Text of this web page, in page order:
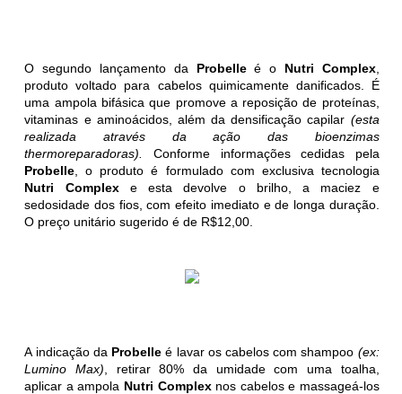
O segundo lançamento da Probelleé o Nutri Complex,
produto voltado para cabelos quimicamente danificados. É
uma ampola bifásica que promove a reposição de proteínas,
vitaminas e aminoácidos, além da densificação capilar (esta
realizada através da ação das bioenzimas
thermoreparadoras).
Conforme informações cedidas pela
Probelle , o produto é formulado com exclusiva tecnologia
Nutri Complexe esta devolve o brilho, a maciez e
sedosidade dos fios, com efeito imediato e de longa duração.
O preço unitário sugerido é de R$12,00.
A indicação da Probelle é lavar os cabelos com shampoo (ex:
Lumino Max) , retirar 80% da umidade com uma toalha,
aplicar a ampola Nutri Complex nos cabelos e massageá-los